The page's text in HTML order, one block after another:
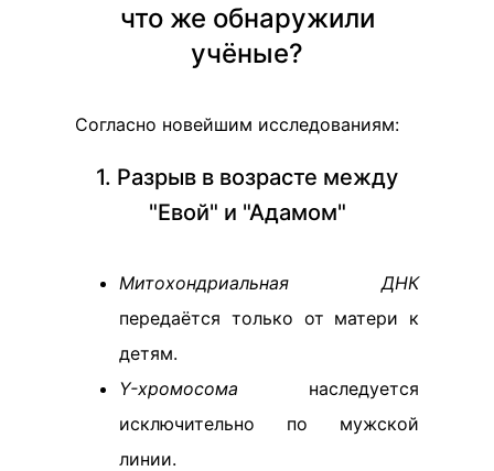
что же обнаружили
учёные?
Согласно новейшим исследованиям:
1. Разрыв в возрасте между
"Евой" и "Адамом"
Митохондриальная ДНК
передаётся только от матери к
детям.
Y-хромосома наследуется
исключительно по мужской
линии.